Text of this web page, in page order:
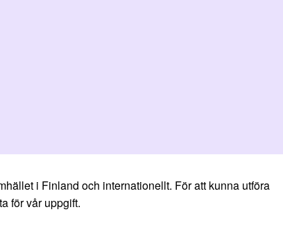
i Finland och internationellt. För att kunna utföra
för vår uppgift.